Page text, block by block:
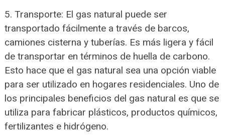
5. Transporte: El gas natural puede ser
transportado fácilmente a través de barcos,
camiones cisterna y tuberías. Es más ligera y fácil
de transportar en términos de huella de carbono.
Esto hace que el gas natural sea una opción viable
para ser utilizado en hogares residenciales. Uno de
los principales beneficios del gas natural es que se
utiliza para fabricar plásticos, productos químicos,
fertilizantes e hidrógeno.